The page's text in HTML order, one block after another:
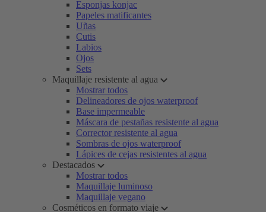
Esponjas konjac
Papeles matificantes
Uñas
Cutis
Labios
Ojos
Sets
Maquillaje resistente al agua
Mostrar todos
Delineadores de ojos waterproof
Base impermeable
Máscara de pestañas resistente al agua
Corrector resistente al agua
Sombras de ojos waterproof
Lápices de cejas resistentes al agua
Destacados
Mostrar todos
Maquillaje luminoso
Maquillaje vegano
Cosméticos en formato viaje